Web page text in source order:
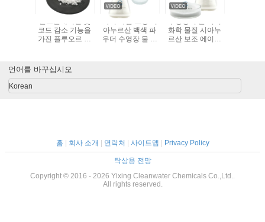
코드 감소 기능을
가진 플루오르 제
아누르산 백색 파
우더 수영장 물 처
수영장의 물 처리
화학 물질 시아누
르산 보조 에이전
언어를 바꾸십시오
Korean
홈 회사 소개 연락처 사이트맵 Privacy Policy
탁상용 전망
Copyright © 2016 - 2026 Yixing Cleanwater Chemicals Co.,Ltd..
All rights reserved.